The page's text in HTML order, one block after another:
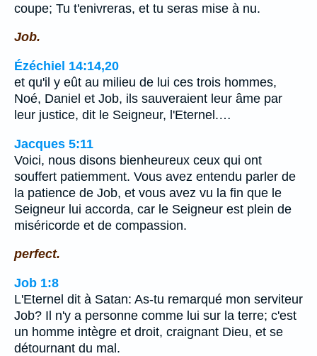
coupe; Tu t'enivreras, et tu seras mise à nu.
Job.
Ézéchiel 14:14,20
et qu'il y eût au milieu de lui ces trois hommes,
Noé, Daniel et Job, ils sauveraient leur âme par
leur justice, dit le Seigneur, l'Eternel.…
Jacques 5:11
Voici, nous disons bienheureux ceux qui ont
souffert patiemment. Vous avez entendu parler de
la patience de Job, et vous avez vu la fin que le
Seigneur lui accorda, car le Seigneur est plein de
miséricorde et de compassion.
perfect.
Job 1:8
L'Eternel dit à Satan: As-tu remarqué mon serviteur
Job? Il n'y a personne comme lui sur la terre; c'est
un homme intègre et droit, craignant Dieu, et se
détournant du mal.